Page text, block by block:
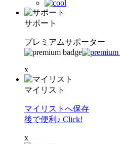
サポート
プレミアムサポーター
x
マイリスト
マイリストへ保存
後で便利♪ Click!
x